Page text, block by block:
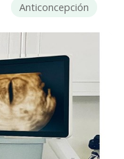
Anticoncepción